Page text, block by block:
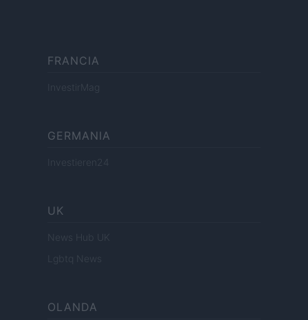
FRANCIA
InvestirMag
GERMANIA
Investieren24
UK
News Hub UK
Lgbtq News
OLANDA